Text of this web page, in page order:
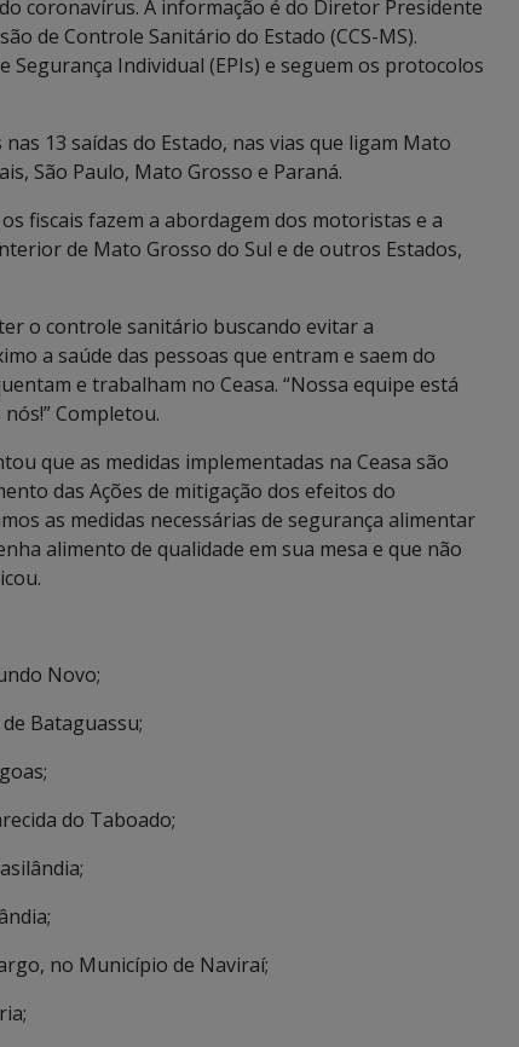
coronavírus. A informação é do Diretor Presidente
de Controle Sanitário do Estado (CCS-MS).
Segurança Individual (EPIs) e seguem os protocolos
13 saídas do Estado, nas vias que ligam Mato
São Paulo, Mato Grosso e Paraná.
fiscais fazem a abordagem dos motoristas e a
de Mato Grosso do Sul e de outros Estados,
o controle sanitário buscando evitar a
a saúde das pessoas que entram e saem do
e trabalham no Ceasa. “Nossa equipe está
Completou.
que as medidas implementadas na Ceasa são
das Ações de mitigação dos efeitos do
as medidas necessárias de segurança alimentar
alimento de qualidade em sua mesa e que não
Novo;
Bataguassu;
do Taboado;
no Município de Naviraí;